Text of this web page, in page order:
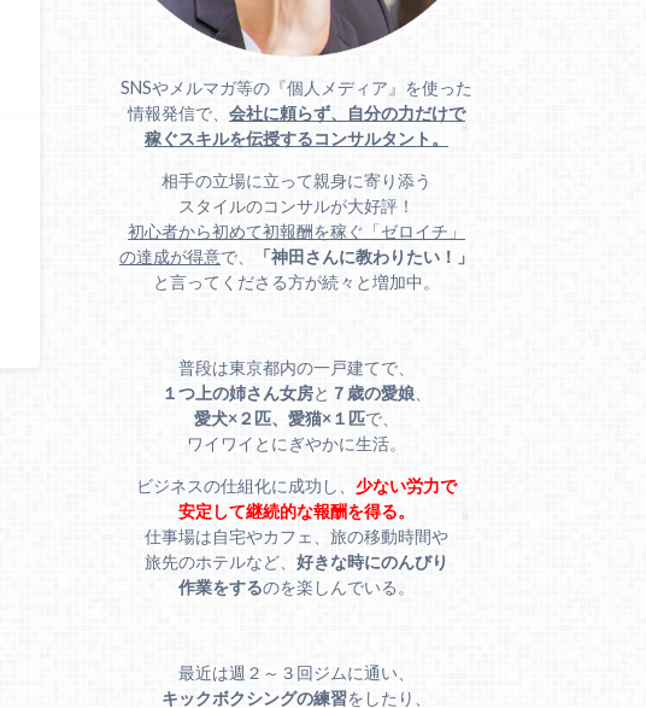
SNSやメルマガ等の『個人メディア』を使った
情報発信で、 会社に頼らず、自分の力だけで
稼ぐスキルを伝授するコンサルタント。
相手の立場に立って親身に寄り添う
スタイルのコンサルが大好評！
初心者から初めて初報酬を稼ぐ「ゼロイチ」
の達成が得意で、
「神田さんに教わりたい！」
と言ってくださる方が続々と増加中。
普段は東京都内の一戸建てで、
１つ上の姉さん女房と ７歳の愛娘
愛犬×２匹、愛猫×１匹で、
ワイワイとにぎやかに生活。
ビジネスの仕組化に成功し、 少ない労力で
安定して継続的な報酬を得る。
仕事場は自宅やカフェ、旅の移動時間や
旅先のホテルなど、 好きな時にのんびり
作業をするのを楽しんでいる。
最近は週２～３回ジムに通い、
キックボクシングの練習をしたり、